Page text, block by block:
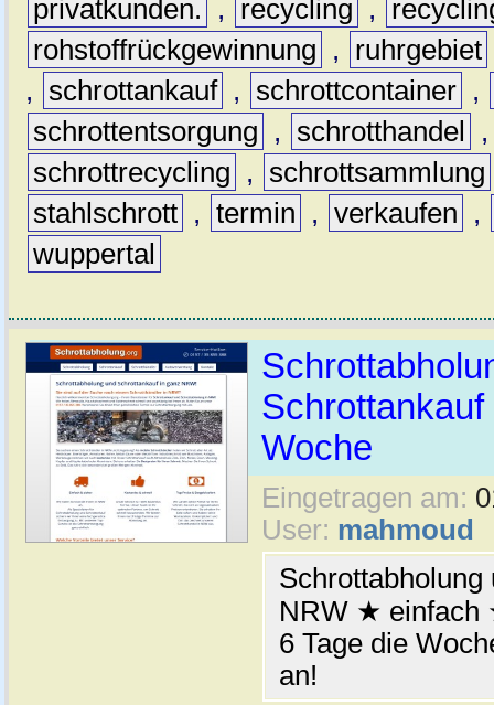
privatkunden.
, recycling ,
rohstoffrückgewinnung
, ruhrgebiet
,
schrottankauf , schrottcontainer ,
schrottentsorgung
, schrotthandel
schrottrecycling
, schrottsammlung
stahlschrott , termin , verkaufen
,
wuppertal
Schrottankauf
Woche
Eingetragen am:
User: mahmoud
Schrottabholung
NRW ★
6 Tage die
an!